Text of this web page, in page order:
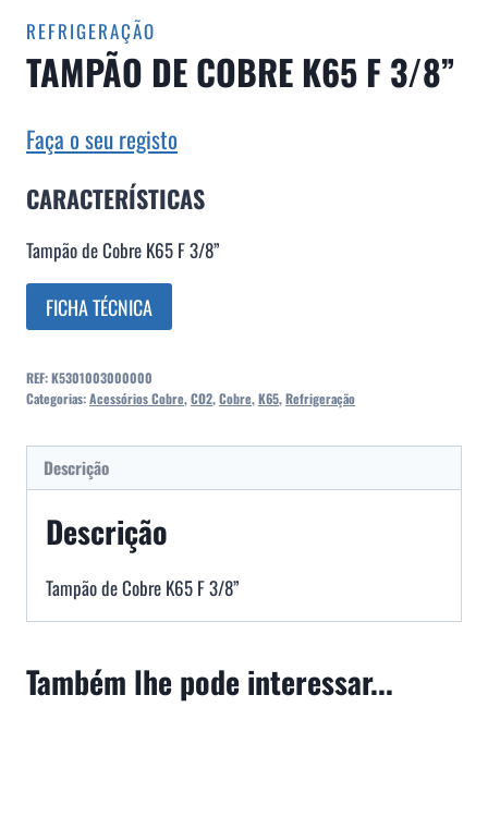
REFRIGERAÇÃO
TAMPÃO DE COBRE K65 F 3/8”
Faça o seu registo
CARACTERÍSTICAS
Tampão de Cobre K65 F 3/8”
FICHA TÉCNICA
REF:K5301003000000
Categorias:Acessórios Cobre,CO2,Cobre,K65,Refrigeração
Descrição
Descrição
Tampão de Cobre K65 F 3/8”
Também lhe pode interessar...